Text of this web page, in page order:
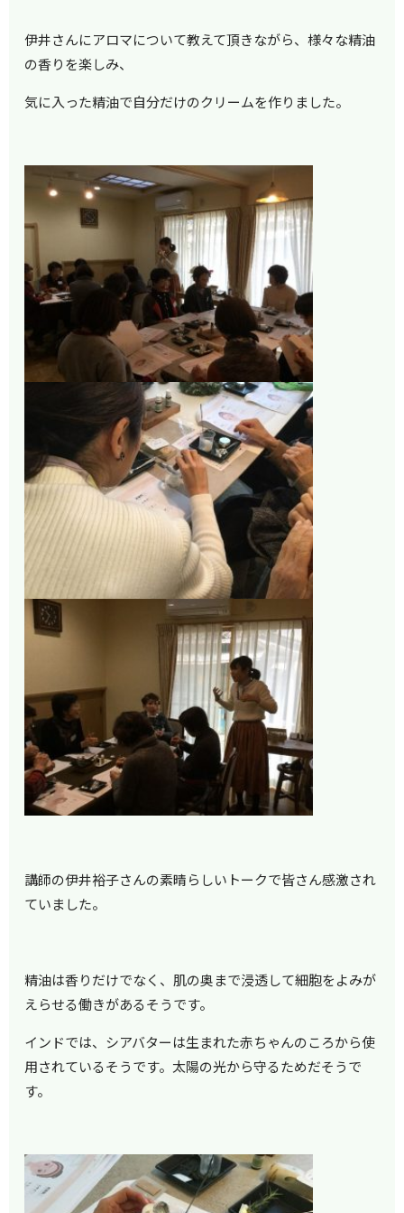
伊井さんにアロマについて教えて頂きながら、様々な精油
の香りを楽しみ、
気に入った精油で自分だけのクリームを作りました。
講師の伊井裕子さんの素晴らしいトークで皆さん感激され
ていました。
精油は香りだけでなく、肌の奥まで浸透して細胞をよみが
えらせる働きがあるそうです。
インドでは、シアバターは生まれた赤ちゃんのころから使
用されているそうです。太陽の光から守るためだそうで
す。